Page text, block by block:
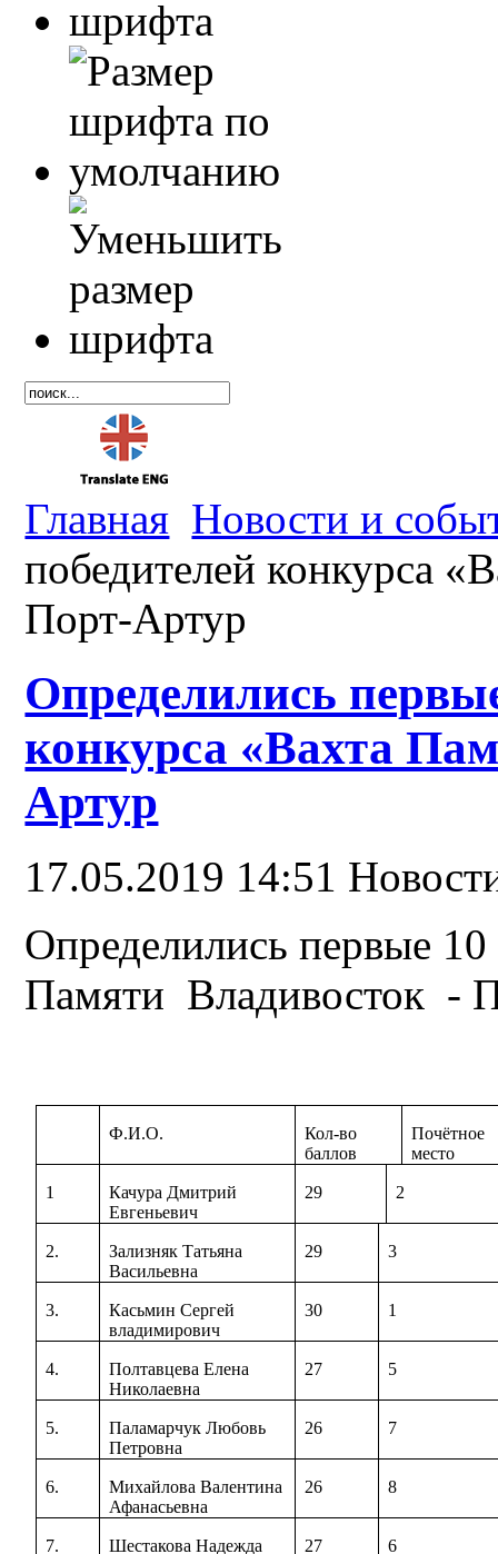
Главная Новости и
победителей конкурса
Порт-Артур
Определились
конкурса «Вахта
Артур
17.05.2019 14:51
Определились первые 10
Памяти Владивосток -
Ф.И.О.
Кол-во
баллов
Почётное
место
1
Качура Дмитрий
Евгеньевич
29 2
2.
Зализняк Татьяна
Васильевна
29 3
3.
Касьмин Сергей
владимирович
30 1
4.
Полтавцева Елена
Николаевна
27 5
5.
Паламарчук Любовь
Петровна
26 7
6.
Михайлова Валентина
Афанасьевна
26 8
7.
Шестакова Надежда
27 6